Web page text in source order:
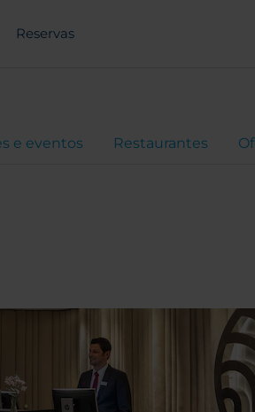
Reservas
e eventos Restaurantes